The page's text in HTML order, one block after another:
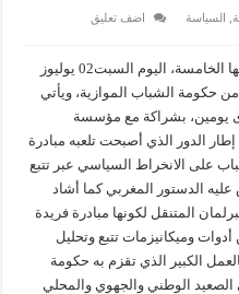
السياسة
اضف تعليق
حطت قافلة البرلمان المتنقل في محطتها الخامسة، اليوم السبت02 يوليوز
من حكومة الشباب الموازية، ويأتي
يومين، بشراكة مع مؤسسة
الدور الذي أصبحت تلعبه مبادرة
على الانخراط السياسي عبر تتبع
الدستور المغربي كما أشاد
المتنقل لكونها مبادرة فريدة
وميكانيزمات تتبع وتحليل
الكبير الذي تقزم به حكومة
الصعيد الوطني والجهوي والمحلي